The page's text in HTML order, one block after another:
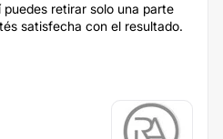
retirar solo una parte
satisfecha con el resultado.